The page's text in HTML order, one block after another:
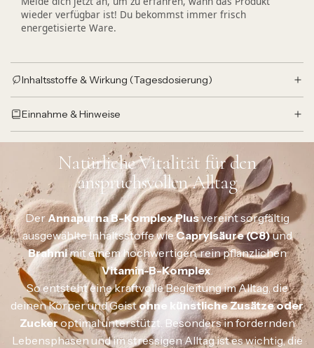
wieder verfügbar ist! Du bekommst immer frisch
energetisierte Ware.
Inhaltsstoffe & Wirkung (Tagesdosierung)
Einnahme & Hinweise
Natürliche Vitalität für den
anspruchsvollen Alltag
Der Annapurna B-Komplex Plusvereint sorgfältig
ausgewählte Inhaltsstoffe wieCaprylsäure (C8)und
Brahmimit einem hochwertigen, rein pflanzlichen
Vitamin-B-Komplex.
So entsteht eine kraftvolle Begleitung im Alltag, die
deinen Körper und Geistohne künstliche Zusätze oder
Zuckeroptimal unterstützt. Besonders in fordernden
Lebensphasen und im stressigen Alltag ist es wichtig, die